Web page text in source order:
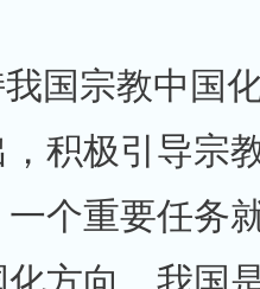
我国宗教中国
积极引导宗
个重要任务